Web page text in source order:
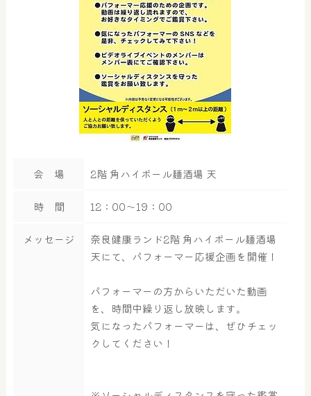
会 場 2階 角ハイボール麺酒場 天
時 間 12：00～19：00
メッセージ
奈良健康ランド2階 角ハイボール麺酒場
天にて、パフォーマー応援企画を開催！
パフォーマーの方からいただいた動画
を、時間中繰り返し放映します。
気になったパフォーマーは、ぜひチェッ
クしてください！